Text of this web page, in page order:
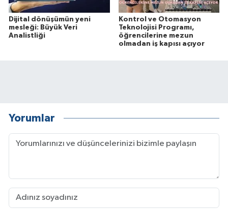
Dijital dönüşümün yeni
mesleği: Büyük Veri
Analistliği
Kontrol ve Otomasyon
Teknolojisi Programı,
öğrencilerine mezun
olmadan iş kapısı açıyor
Yorumlar